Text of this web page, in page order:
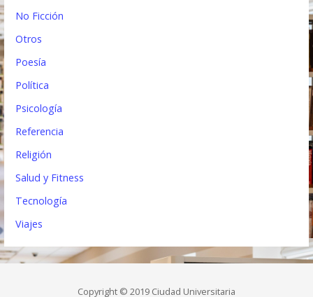
No Ficción
Otros
Poesía
Política
Psicología
Referencia
Religión
Salud y Fitness
Tecnología
Viajes
Copyright © 2019 Ciudad Universitaria